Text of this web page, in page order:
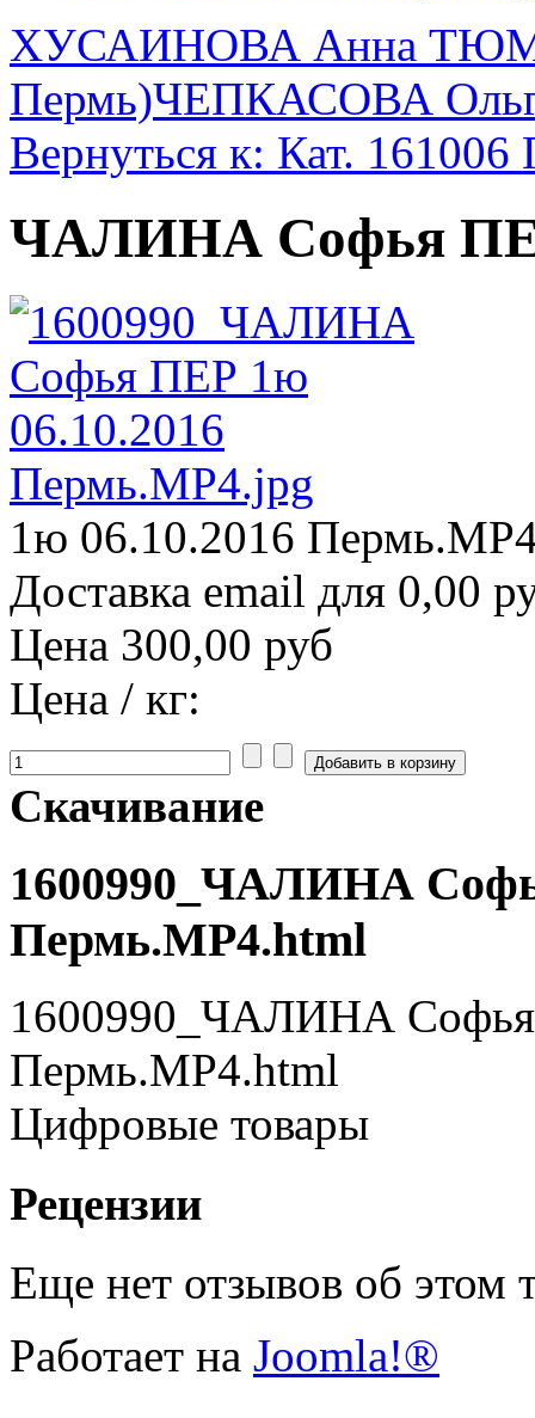
ХУСАИНОВА Анна ТЮМ
Пермь)ЧЕПКАСОВА
Вернуться к: Кат.
ЧАЛИНА Софья
1ю 06.10.2016
Доставка email для 0,00
Цена 300,00 руб
Цена / кг:
Скачивание
1600990_ЧАЛИНА
Пермь.MP4.html
1600990_ЧАЛИНА
Пермь.MP4.html
Цифровые товары
Рецензии
Еще нет отзывов об этом
Работает на Joomla!®